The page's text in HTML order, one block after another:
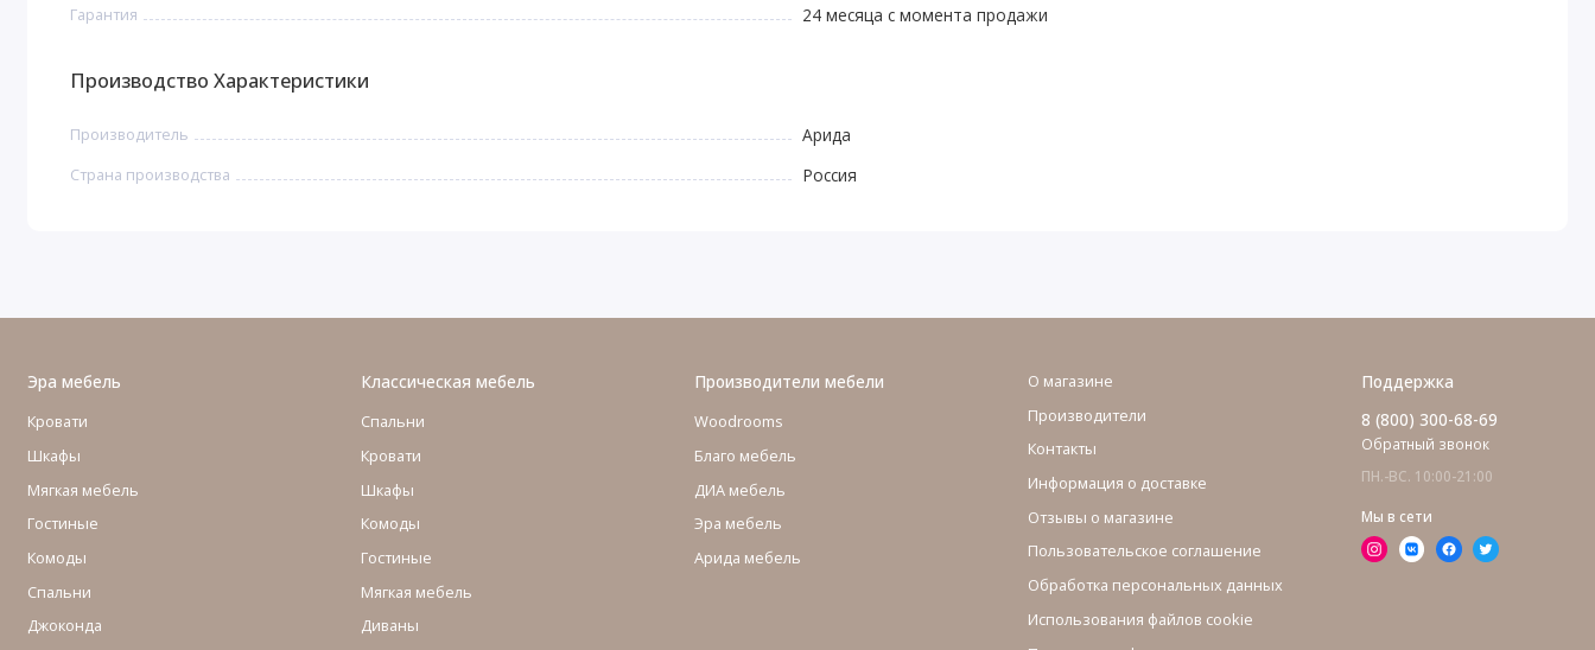
Гарантия 24 месяца с момента продажи
Производство Характеристики
Производитель Арида
Страна производства Россия
Эра мебель
Кровати
Шкафы
Мягкая мебель
Гостиные
Комоды
Cпальни
Джоконда
Классическая мебель
Спальни
Кровати
Шкафы
Комоды
Гостиные
Мягкая мебель
Диваны
Производители мебели
Woodrooms
Благо мебель
ДИА мебель
Эра мебель
Арида мебель
О магазине
Производители
Контакты
Информация о доставке
Отзывы о магазине
Пользовательское соглашение
Обработка персональных данных
Использования файлов cookie
Поддержка
8 (800) 300-68-69
Обратный звонок
ПН.-ВС. 10:00-21:00
Мы в сети